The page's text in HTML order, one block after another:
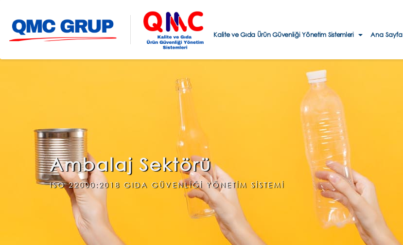
Kalite ve Gıda Ürün Güvenliği Yönetim Sistemleri Ana Sayfa
Ambalaj Sektörü
ISO 22000:2018 GIDA GÜVENLİĞİ YÖNETİM SİSTEMİ